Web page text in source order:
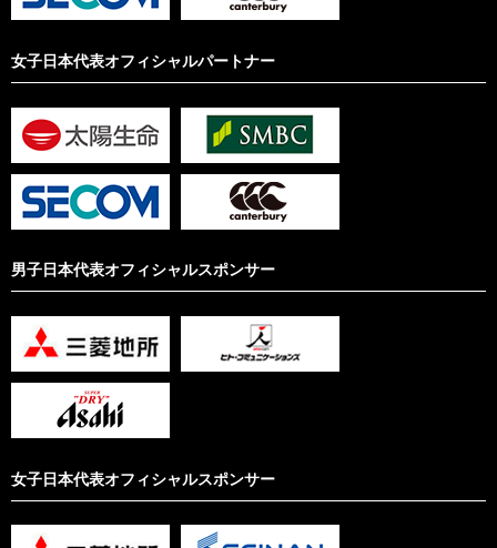
女子日本代表オフィシャルパートナー
男子日本代表オフィシャルスポンサー
女子日本代表オフィシャルスポンサー